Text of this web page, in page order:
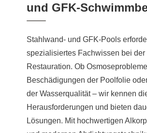
und GFK-
Stahlwand- und GFK-Pools
spezialisiertes Fachwissen bei der
Restauration. Ob
Beschädigungen der Poolfolie
der Wasserqualität – wir kennen
Herausforderungen und bieten
Lösungen. Mit hochwertigen